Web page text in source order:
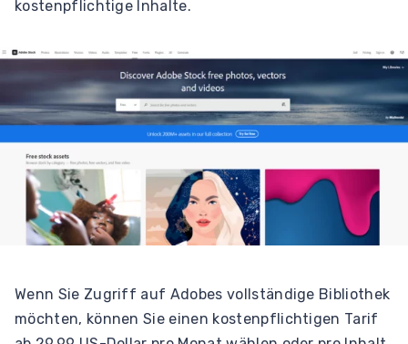
kostenpflichtige Inhalte.
Wenn Sie Zugriff auf Adobes vollständige Bibliothek
möchten, können Sie einen kostenpflichtigen Tarif